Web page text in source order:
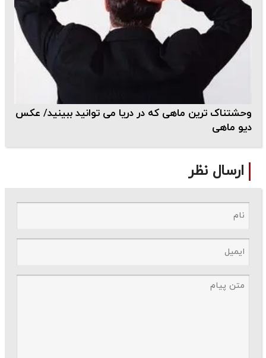
وحشتناک ترین ماهی که در دریا می توانید ببینید/ عکس
دیو ماهی
ارسال نظر